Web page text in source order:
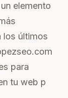
elemento
los últimos
para
tu web p